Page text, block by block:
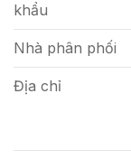
khẩu
Nhà phân phối
Địa chỉ